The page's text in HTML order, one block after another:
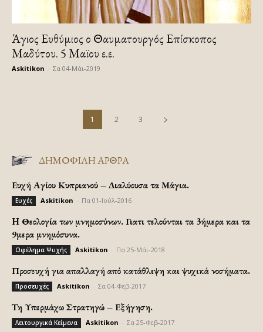
Άγιος Ευθύμιος ο Θαυματουργός Επίσκοπος
Μαδύτου. 5 Μαϊου ε.ε.
Askitikon Σα 04-Μάι-2019
1 2 3
ΔΗΜΟΦΙΛΗ ΑΡΘΡΑ
Ευχή Αγίου Κυπριανού – Διαλύουσα τα Μάγια.
Ευχές Askitikon Πα 01-Ιούλ-2016
H Θεολογία των μνημοσύνων. Γιατι τελούνται τα 3ήμερα και τα
9μερα μνημόσυνα.
Ωφέλημα Ψυχής Askitikon Πα 25-Μάι-2018
Προσευχή για απαλλαγή από κατάθλιψη και ψυχικά νοσήματα.
Προσευχές Askitikon Σα 04-Φεβ-2017
Τη Υπερμάχω Στρατηγώ – Εξήγηση.
Λειτουργικά Κείμενα Askitikon Σα 25-Φεβ-2017